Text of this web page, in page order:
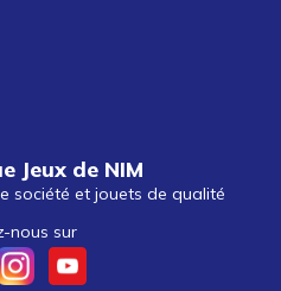
Jeux de NIM
société et jouets de qualité
nous sur